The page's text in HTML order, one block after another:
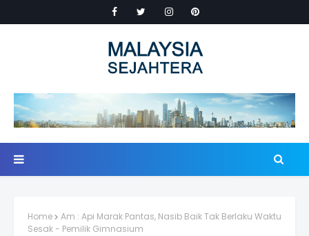
Home
Am : Api Marak Pantas, Nasib Baik Tak Berlaku Waktu
Sesak - Pemilik Gimnasium